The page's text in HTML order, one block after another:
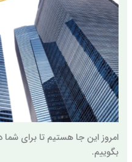
امروز این جا هستیم تا برای
بگوییم.